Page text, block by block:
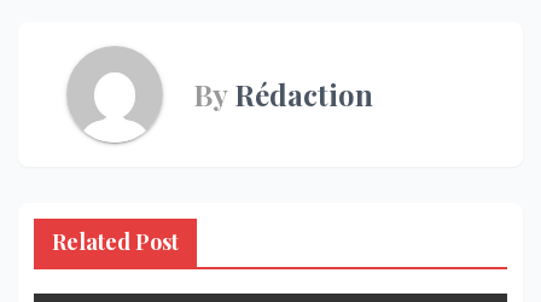
ByRédaction
Related Post